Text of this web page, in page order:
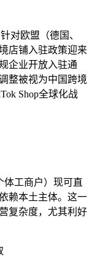
对欧盟（德国、
店铺入驻政策迎来
企业开放入驻通
整被视为中国跨境
Shop全球化战
体工商户）现可直
赖本土主体。这一
复杂度，尤其利好